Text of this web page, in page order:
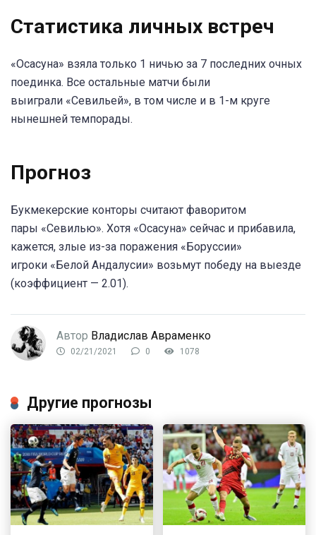
Статистика личных встреч
«Осасуна» взяла только 1 ничью за 7 последних очных
поединка. Все остальные матчи были
выиграли «Севильей», в том числе и в 1-м круге
нынешней темпорады.
Прогноз
Букмекерские конторы считают фаворитом
пары «Севилью». Хотя «Осасуна» сейчас и прибавила,
кажется, злые из-за поражения «Боруссии»
игроки «Белой Андалусии» возьмут победу на выезде
(коэффициент — 2.01).
Автор Владислав Авраменко
02/21/2021 0 1078
Другие прогнозы